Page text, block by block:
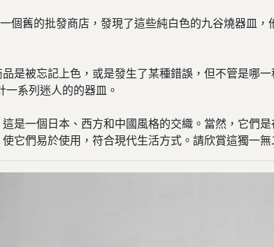
舊的批發商店，發現了這些純白色的九谷燒器皿，
是被忘記上色，或是發生了某種錯誤，但不管是哪
系列迷人的的器皿。
是一個日本、西方和中國風格的交織。 當然，它們
它們易於使用，符合現代生活方式。 請欣賞這獨一